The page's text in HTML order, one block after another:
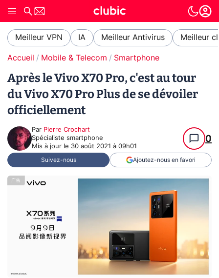
Meilleur VPN IA Meilleur Antivirus Meilleur
Accueil Mobile & Telecom Smartphone
Après le Vivo X70 Pro, c'est au tour
du Vivo X70 Pro Plus de se dévoiler
officiellement
Par Pierre Crochart
Spécialiste smartphone
Mis à jour le 30 août 2021 à 09h01
0
Suivez-nous Ajoutez-nous en favori